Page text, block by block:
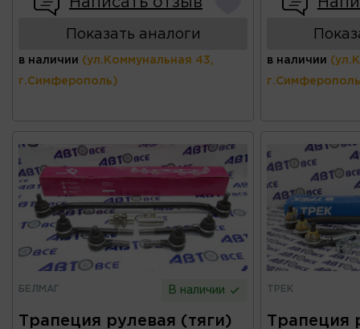
Показать аналоги
в наличии (ул.Коммунальная 43,
г.Симферополь)
в наличии
БЕЛМАГ В наличии
Трапеция рулевая (тяги)
ТРЕК
Трапеция